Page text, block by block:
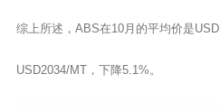
综上所述，ABS在10月的平均价是
USD2034/MT，下降5.1%。